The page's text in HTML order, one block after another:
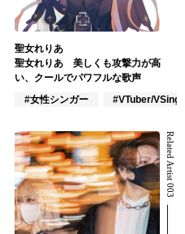
聖女れりあ
聖女れりあ 美しくも攻撃力が高
い、クールでパワフルな歌声
#女性シンガー
#VTuber/VSinger
Related Artist 003